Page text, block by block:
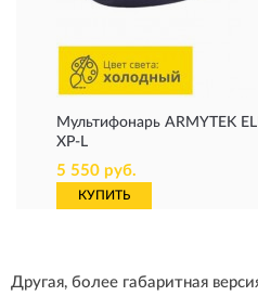
Мультифонарь ARMYTEK
XP-L
5 550 руб.
КУПИТЬ
Другая, более габаритная